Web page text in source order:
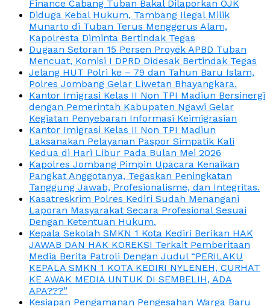
Finance Cabang Tuban Bakal Dilaporkan OJK
Diduga Kebal Hukum, Tambang Ilegal Milik
Munarto di Tuban Terus Menggerus Alam,
Kapolresta Diminta Bertindak Tegas
Dugaan Setoran 15 Persen Proyek APBD Tuban
Mencuat, Komisi I DPRD Didesak Bertindak Tegas
Jelang HUT Polri ke – 79 dan Tahun Baru Islam,
Polres Jombang Gelar Liwetan Bhayangkara.
Kantor Imigrasi Kelas II Non TPI Madiun Bersinergi
dengan Pemerintah Kabupaten Ngawi Gelar
Kegiatan Penyebaran Informasi Keimigrasian
Kantor Imigrasi Kelas II Non TPI Madiun
Laksanakan Pelayanan Paspor Simpatik Kali
Kedua di Hari Libur Pada Bulan Mei 2026
Kapolres Jombang Pimpin Upacara Kenaikan
Pangkat Anggotanya, Tegaskan Peningkatan
Tanggung Jawab, Profesionalisme, dan Integritas.
Kasatreskrim Polres Kediri Sudah Menangani
Laporan Masyarakat Secara Profesional Sesuai
Dengan Ketentuan Hukum.
Kepala Sekolah SMKN 1 Kota Kediri Berikan HAK
JAWAB DAN HAK KOREKSI Terkait Pemberitaan
Media Berita Patroli Dengan Judul “PERILAKU
KEPALA SMKN 1 KOTA KEDIRI NYLENEH, CURHAT
KE AWAK MEDIA UNTUK DI SEMBELIH, ADA
APA???”
Kesiapan Pengamanan Pengesahan Warga Baru